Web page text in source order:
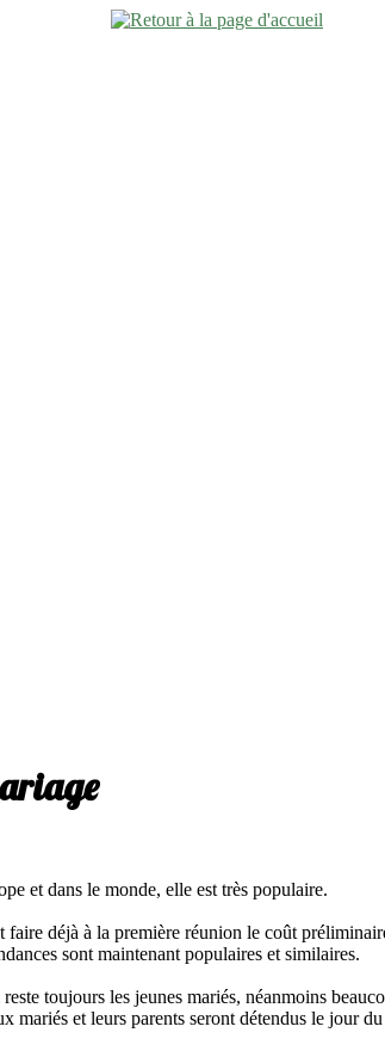
et dans le monde, elle est très populaire.
déjà à la première réunion le coût
sont maintenant populaires et similaires.
toujours les jeunes mariés, néanmoins
mariés et leurs parents seront détendus le jour